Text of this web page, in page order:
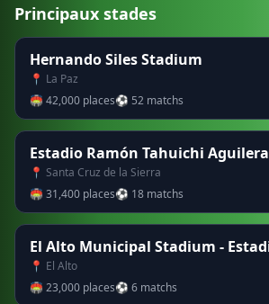
Principaux stades
Hernando Siles Stadium
📍 La Paz
🏟 42,000 places⚽ 52 matchs
Estadio Ramón Tahuichi Aguilera
📍 Santa Cruz de la Sierra
🏟 31,400 places⚽ 18 matchs
📍 El Alto
🏟 23,000 places⚽ 6 matchs